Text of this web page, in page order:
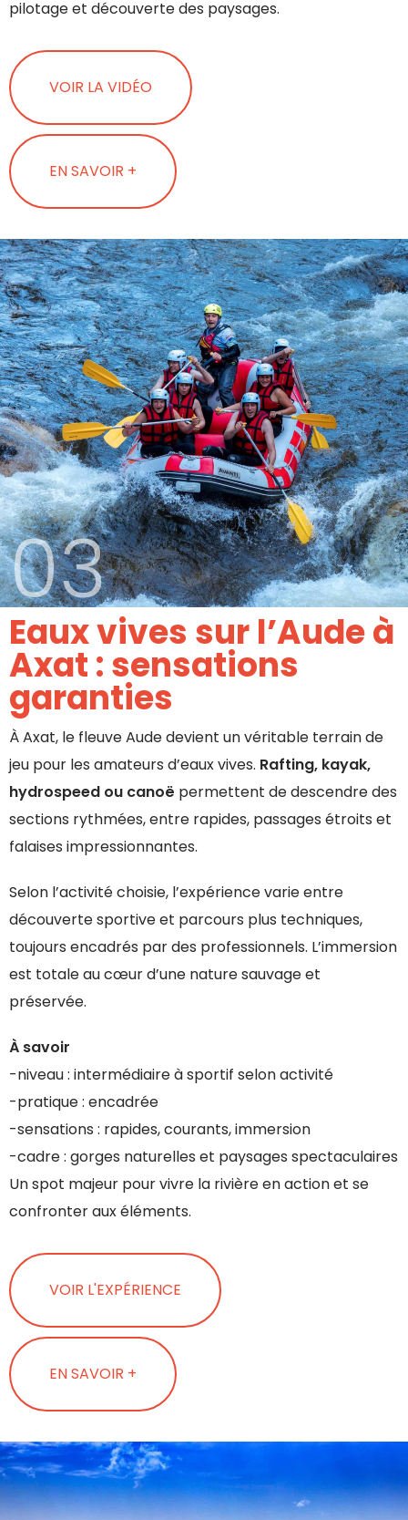
pilotage et découverte des paysages.
VOIR LA VIDÉO
EN SAVOIR +
03
Eaux vives sur l’Aude à
Axat : sensations
garanties
À Axat, le fleuve Aude devient un véritable terrain de
jeu pour les amateurs d’eaux vives. Rafting, kayak,
hydrospeed ou canoë permettent de descendre des
sections rythmées, entre rapides, passages étroits et
falaises impressionnantes.
Selon l’activité choisie, l’expérience varie entre
découverte sportive et parcours plus techniques,
toujours encadrés par des professionnels. L’immersion
est totale au cœur d’une nature sauvage et
préservée.
À savoir
-niveau : intermédiaire à sportif selon activité
-pratique : encadrée
-sensations : rapides, courants, immersion
-cadre : gorges naturelles et paysages spectaculaires
Un spot majeur pour vivre la rivière en action et se
confronter aux éléments.
VOIR L'EXPÉRIENCE
EN SAVOIR +